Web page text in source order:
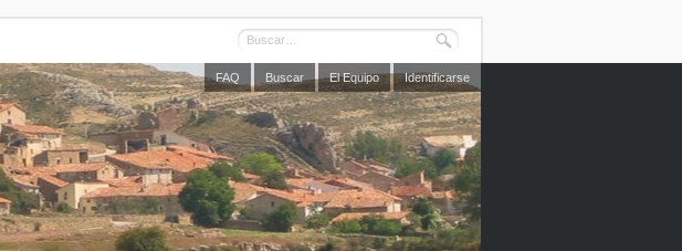
FAQ Buscar El Equipo Identificarse